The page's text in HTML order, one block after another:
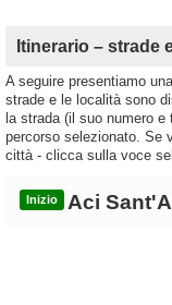
Itinerario – strade
A seguire presentiamo
strade e le località sono
la strada (il suo numero
percorso selezionato. Se
città - clicca sulla voce
Inizio Aci